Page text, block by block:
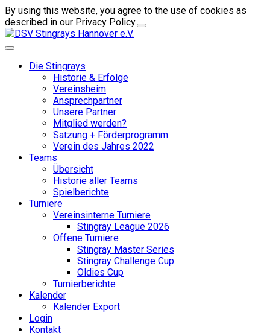
By using this website, you agree to the use of cookies as
described in our Privacy Policy.
Die Stingrays
Historie & Erfolge
Vereinsheim
Ansprechpartner
Unsere Partner
Mitglied werden?
Satzung + Förderprogramm
Verein des Jahres 2022
Teams
Übersicht
Historie aller Teams
Spielberichte
Turniere
Vereinsinterne Turniere
Stingray League 2026
Offene Turniere
Stingray Master Series
Stingray Challenge Cup
Oldies Cup
Turnierberichte
Kalender
Kalender Export
Login
Kontakt